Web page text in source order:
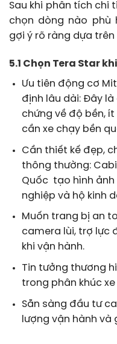
Sau khi phân tích chi
chọn dòng nào phù
gợi ý rõ ràng dựa
5.1 Chọn Tera Star khi
Ưu tiên động cơ
định lâu dài: Đây
chứng về độ bền,
cần xe chạy bền
Cần thiết kế đẹp,
thông thường:
Quốc tạo hình ảnh
nghiệp và hộ kinh
Muốn trang bị an
camera lùi, trợ lực
khi vận hành.
Tin tưởng thương
trong phân khúc
Sẵn sàng đầu tư
lượng vận hành